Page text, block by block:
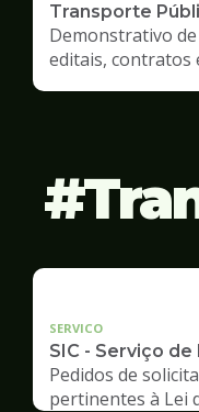
Transporte
Demonstrativo
editais, contratos
SERVICO
SIC - Serviço
Pedidos de
pertinentes à Lei